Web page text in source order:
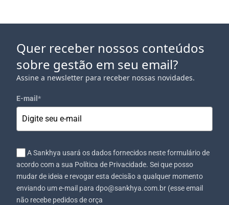
Quer receber nossos conteúdos
sobre gestão em seu email?
Assine a newsletter para receber nossas novidades.
E-mail *
A Sankhya usará os dados fornecidos neste formulário de
acordo com a sua Política de Privacidade. Sei que posso
mudar de ideia e revogar esta decisão a qualquer momento
enviando um e-mail para dpo@sankhya.com.br (esse email
não recebe pedidos de orça